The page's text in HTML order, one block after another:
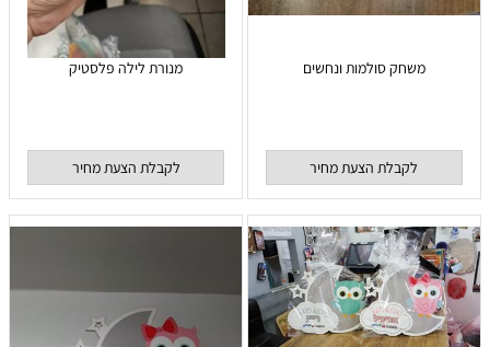
משחק סולמות ונחשים
לקבלת הצעת מחיר
מנורת לילה פלסטיק
לקבלת הצעת מחיר